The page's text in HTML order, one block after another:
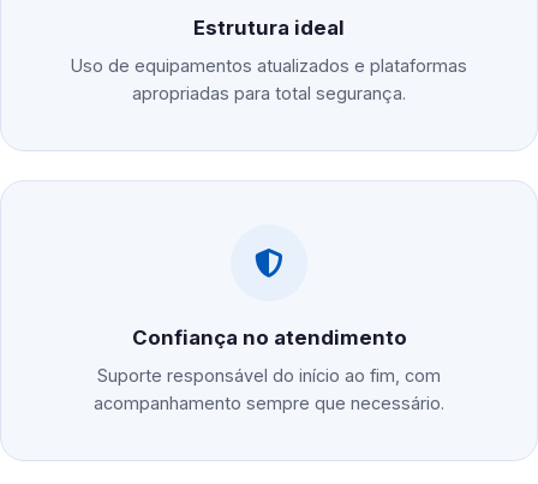
Estrutura ideal
Uso de equipamentos atualizados e plataformas
apropriadas para total segurança.
Confiança no atendimento
Suporte responsável do início ao fim, com
acompanhamento sempre que necessário.